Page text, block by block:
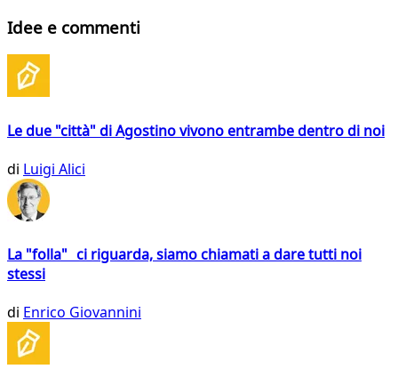
Idee e commenti
Le due "città" di Agostino vivono entrambe dentro di noi
di Luigi Alici
La "folla" ci riguarda, siamo chiamati a dare tutti noi
stessi
di Enrico Giovannini